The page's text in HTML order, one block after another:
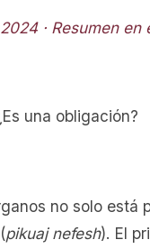
· Resumen en
una obligación?
no solo está
pikuaj nefesh). El